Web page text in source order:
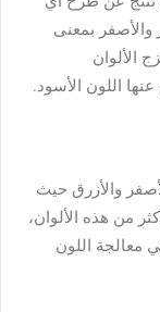
والأصفر بمعنى
الألوان
اللون الأسود.
والأزرق حيث
من هذه الألوان،
معالجة اللون